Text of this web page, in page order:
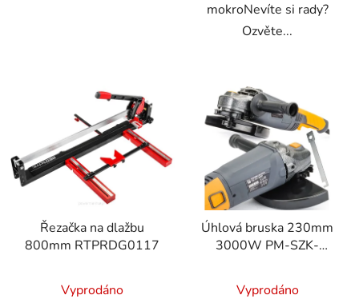
mokroNevíte si rady?
Ozvěte...
Řezačka na dlažbu
800mm RTPRDG0117
Vyprodáno
Úhlová bruska 230mm
3000W PM-SZK-
Vyprodáno